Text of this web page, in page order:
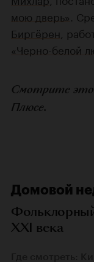
мою дверь» .
Биргёрен ,
«Черно-белой
Смотрите
Плюсе.
Домовой
XXI века